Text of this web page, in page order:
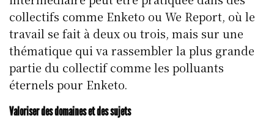
collectifs comme Enketo ou We Report, où le
travail se fait à deux ou trois, mais sur une
thématique qui va rassembler la plus grande
partie du collectif comme les polluants
éternels pour Enketo.
Valoriser des domaines et des sujets